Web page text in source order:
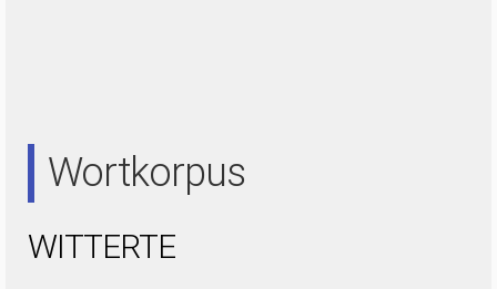
Wortkorpus
WITTERTE